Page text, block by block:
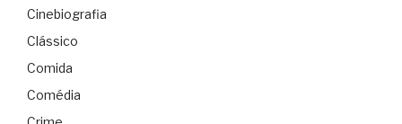
Cinebiografia
Clássico
Comida
Comédia